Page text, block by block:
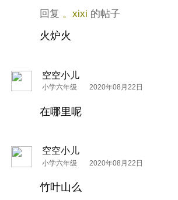
。xixi
火炉火
空空小儿
小学六年级 2020年08月22日
在哪里呢
空空小儿
小学六年级 2020年08月22日
竹叶山么